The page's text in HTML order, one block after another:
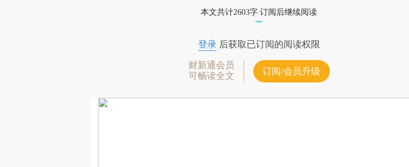
本文共计2603字 订阅后继续阅读
登录后获取已订阅的阅读权限
财新通会员
可畅读全文
订阅/会员升级